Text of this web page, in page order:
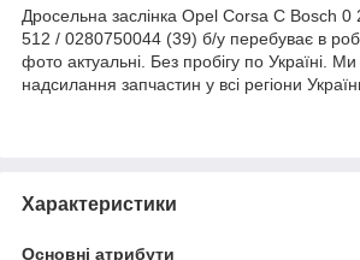
Дросельна заслінка Opel Corsa C Bosch
512 / 0280750044 (39) б/у перебуває в
фото актуальні. Без пробігу по Україні.
надсилання запчастин у всі регіони
Характеристики
Основні атрибути